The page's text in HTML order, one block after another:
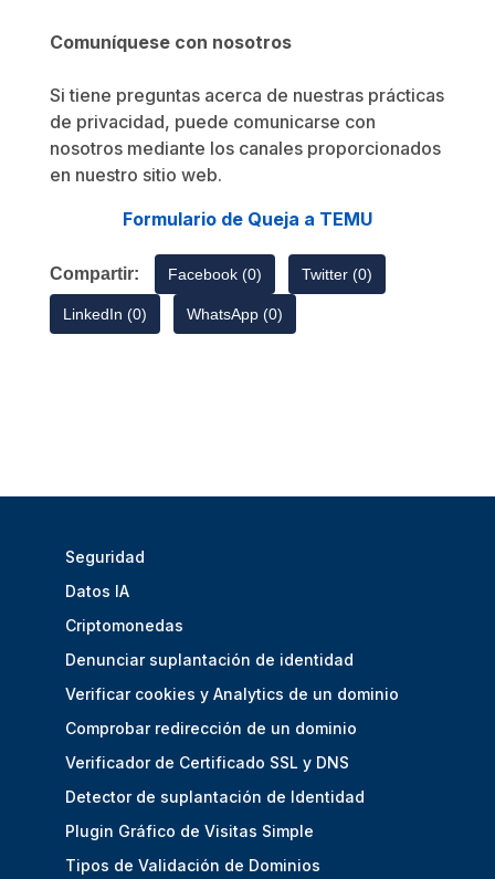
Comuníquese con nosotros
Si tiene preguntas acerca de nuestras prácticas
de privacidad, puede comunicarse con
nosotros mediante los canales proporcionados
en nuestro sitio web.
Formulario de Queja a TEMU
Compartir: Facebook (0) Twitter (0)
LinkedIn (0) WhatsApp (0)
Seguridad
Datos IA
Criptomonedas
Denunciar suplantación de identidad
Verificar cookies y Analytics de un dominio
Comprobar redirección de un dominio
Verificador de Certificado SSL y DNS
Detector de suplantación de Identidad
Plugin Gráfico de Visitas Simple
Tipos de Validación de Dominios